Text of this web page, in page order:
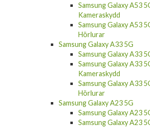
Samsung Galaxy A53
Kameraskydd
Samsung Galaxy A53
Hörlurar
Samsung Galaxy A33 5G
Samsung Galaxy A33
Samsung Galaxy A33
Kameraskydd
Samsung Galaxy A33
Hörlurar
Samsung Galaxy A23 5G
Samsung Galaxy A23
Samsung Galaxy A23